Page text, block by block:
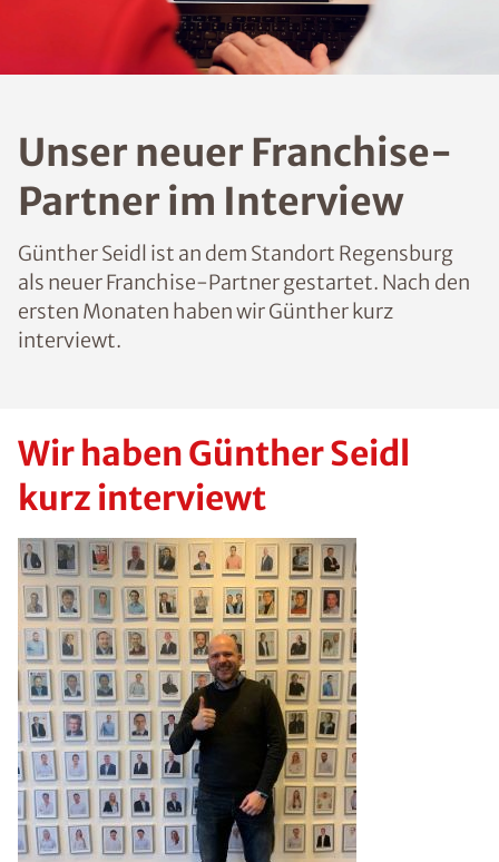
Unser neuer Franchise-
Partner im Interview
Günther Seidl ist an dem Standort Regensburg
als neuer Franchise-Partner gestartet. Nach den
ersten Monaten haben wir Günther kurz
interviewt.
Wir haben Günther Seidl
kurz interviewt